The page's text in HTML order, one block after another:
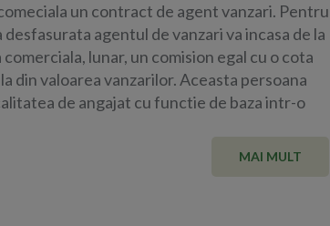
un contract de agent vanzari. Pentru
agentul de vanzari va incasa de la
lunar, un comision egal cu o cota
din valoarea vanzarilor. Aceasta persoana
de angajat cu functie de baza intr-o
MAI MULT